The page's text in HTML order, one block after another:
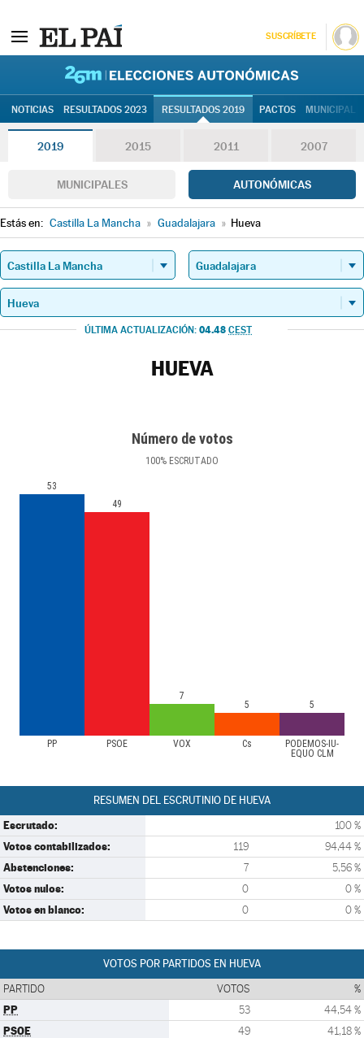
SUSCRÍBETE
NOTICIAS RESULTADOS 2023 RESULTADOS 2019 PACTOS
2019 2015 2011 2007
MUNICIPALES AUTONÓMICAS
Estás en: Castilla La Mancha » Guadalajara » Hueva
ÚLTIMA ACTUALIZACIÓN: 04.48 CEST
HUEVA
Número de votos
100% ESCRUTADO
PP PSOE VOX Cs
PODEMOS-IU-
EQUO CLM
53
49
7
5 5
RESUMEN DEL ESCRUTINIO DE HUEVA
Escrutado: 100 %
Votos contabilizados: 119 94,44 %
Abstenciones: 7 5,56 %
Votos nulos: 0 0 %
Votos en blanco: 0 0 %
VOTOS POR PARTIDOS EN HUEVA
PARTIDO VOTOS %
PP 53 44,54 %
PSOE 49 41,18 %